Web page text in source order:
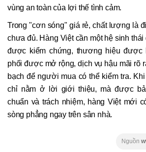
vùng an toàn của lợi thế tình cảm.
Trong "cơn sóng" giá rẻ, chất lượng là
chưa đủ. Hàng Việt cần một hệ sinh
được kiểm chứng, thương hiệu được
phối được mở rộng, dịch vụ hậu mãi rõ
bạch để người mua có thể kiểm tra.
chỉ nằm ở lời giới thiệu, mà được
chuẩn và trách nhiệm, hàng Việt mới
sòng phẳng ngay trên sân nhà.
Nguồn